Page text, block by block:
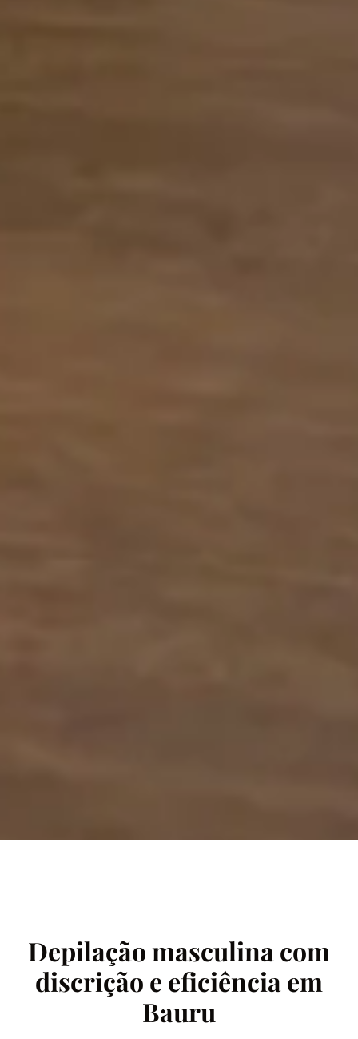
Depilação masculina com
discrição e eficiência em
Bauru